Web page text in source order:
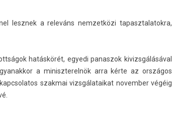
lesznek a releváns nem­zetközi tapasztalatok­ra,
hatáskörét, egyedi panas­zok kivizsgálásáv­al
a miniszterel­nök arra kérte az országos
szak­mai vizsgálataikat novemb­er végéig